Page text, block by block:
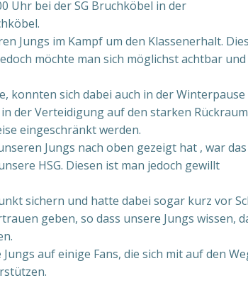
Uhr bei der SG Bruchköbel in der
Jungs im Kampf um den Klassenerhalt.
möchte man sich möglichst achtbar und
konnten sich dabei auch in der Winterpause
der Verteidigung auf den starken
eingeschränkt werden.
Jungs nach oben gezeigt hat , war das
HSG. Diesen ist man jedoch gewillt
sichern und hatte dabei sogar kurz vor
geben, so dass unsere Jungs wissen,
auf einige Fans, die sich mit auf den